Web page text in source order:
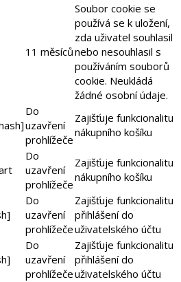
11 měsíců
Soubor cookie se
používá se k uložení,
zda uživatel souhlasil
nebo nesouhlasil s
používáním souborů
cookie. Neukládá
žádné osobní údaje.
Do
uzavření
prohlížeče
Zajišťuje funkcionalitu
nákupního košíku
Do
uzavření
prohlížeče
Zajišťuje funkcionalitu
nákupního košíku
Do
uzavření
prohlížeče
Zajišťuje funkcionalitu
přihlášení do
uživatelského účtu
Do
uzavření
prohlížeče
Zajišťuje funkcionalitu
přihlášení do
uživatelského účtu